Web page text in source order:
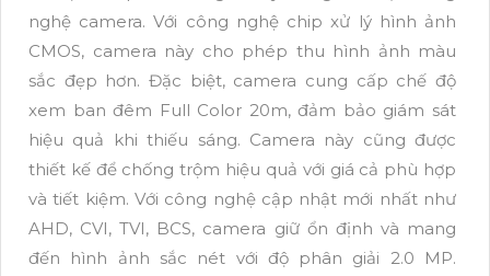
nghệ camera. Với công nghệ chip xử lý hình ảnh
CMOS, camera này cho phép thu hình ảnh màu
sắc đẹp hơn. Đặc biệt, camera cung cấp chế độ
xem ban đêm Full Color 20m, đảm bảo giám sát
hiệu quả khi thiếu sáng. Camera này cũng được
thiết kế để chống trộm hiệu quả với giá cả phù hợp
và tiết kiệm. Với công nghệ cập nhật mới nhất như
AHD, CVI, TVI, BCS, camera giữ ổn định và mang
đến hình ảnh sắc nét với độ phân giải 2.0 MP.